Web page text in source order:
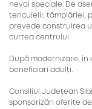
nevoi speciale. De
tencuielii, tâmplăriei,
prevede construirea
curtea centrului.
După modernizare,
beneficiari adulți.
Consiliul Județean
sponsorizări oferite